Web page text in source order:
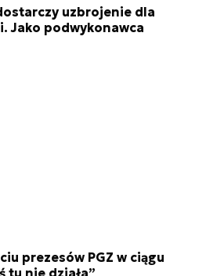
uzbrojenie dla
Jako podwykonawca
prezesów PGZ w ciągu
tu nie działa”